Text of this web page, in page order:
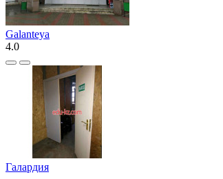
Galanteya
4.0
Галардия